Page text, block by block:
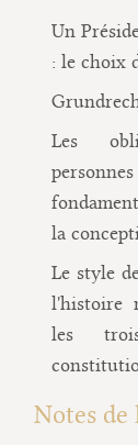
Un
: le choix
Les
la
Le style
l'histoire
les
Notes de